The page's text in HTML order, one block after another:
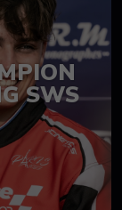
SWS